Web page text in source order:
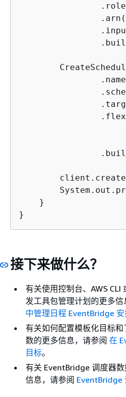
                .arn(
    }
}
接下来做什么？
有关使用控制台、AWS
发工具包管理计划的更多信
中管理日程 EventBridge
有关如何配置模板化目标
数的更多信息，请参阅 在
目标。
有关 EventBridge 调度器
信息，请参阅 EventBridge